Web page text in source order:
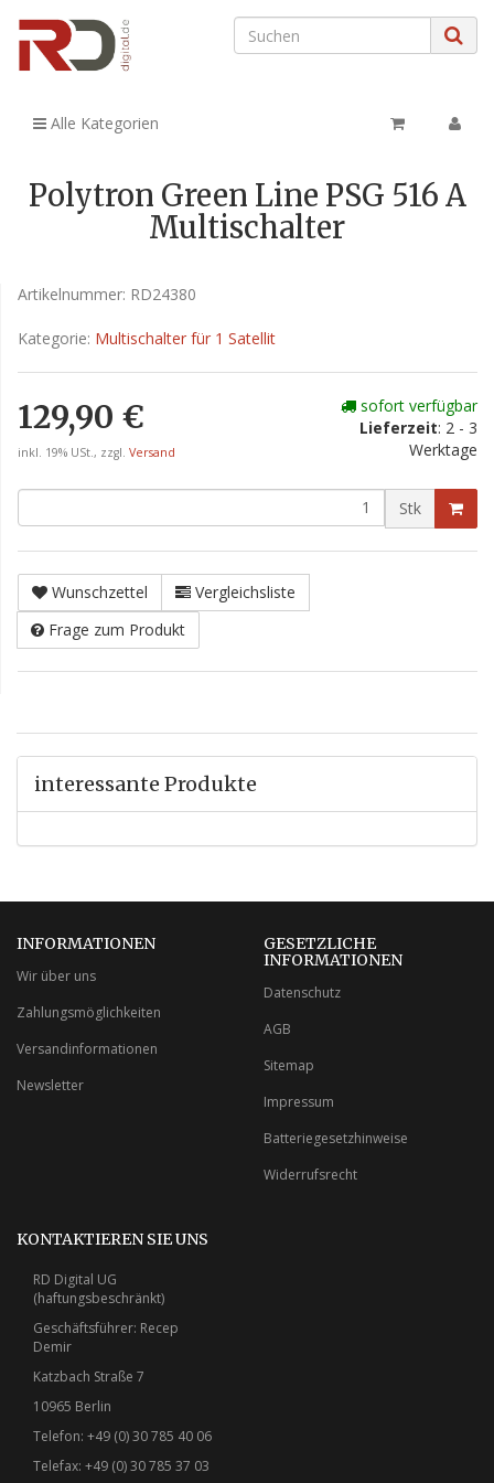
Alle Kategorien
Polytron Green Line PSG 516 A
Multischalter
Artikelnummer: RD24380
Kategorie: Multischalter für 1 Satellit
129,90 €
inkl. 19% USt., zzgl. Versand
sofort verfügbar
Lieferzeit: 2 - 3
Werktage
Stk
Wunschzettel
Vergleichsliste
Frage zum Produkt
interessante Produkte
INFORMATIONEN
Wir über uns
Zahlungsmöglichkeiten
Versandinformationen
Newsletter
GESETZLICHE
INFORMATIONEN
Datenschutz
AGB
Sitemap
Impressum
Batteriegesetzhinweise
Widerrufsrecht
KONTAKTIEREN SIE UNS
RD Digital UG
(haftungsbeschränkt)
Geschäftsführer: Recep
Demir
Katzbach Straße 7
10965 Berlin
Telefon: +49 (0) 30 785 40 06
Telefax: +49 (0) 30 785 37 03